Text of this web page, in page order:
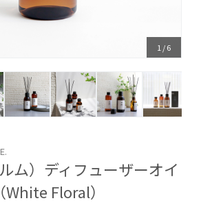
1 /6
ム）ディフューザーオイ
Floral）